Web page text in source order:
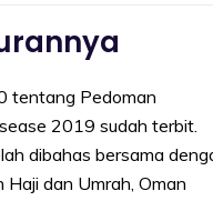
tentang Pedoman
2019 sudah terbit.
dibahas bersama
dan Umrah, Oman